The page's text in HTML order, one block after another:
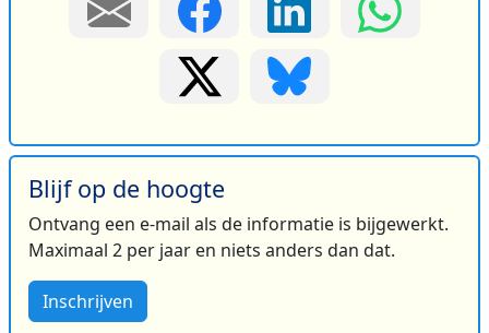
Blijf op de hoogte
Ontvang een e-mail als de informatie is bijgewerkt.
Maximaal 2 per jaar en niets anders dan dat.
Inschrijven